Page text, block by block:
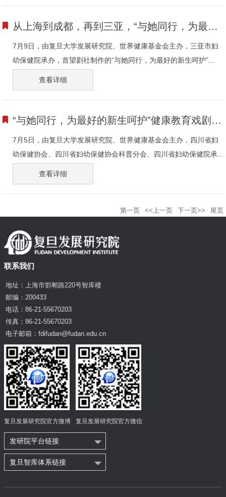
从上海到成都，再到三亚，“与她同行，为最好的新生呵护”为更多孕产家庭带来温暖陪伴
7月9日，由复旦大学发展研究院、世界健康基金会主办，三亚市妇
幼保健院承办，首望剧社制作的“与她同行，为最好的新生呵护”...
查看详细
“与她同行，为最好的新生呵护”健康教育戏剧走进成都
7月5日，由复旦大学发展研究院、世界健康基金会主办，四川省妇
幼保健协会、四川省妇幼保健协会科普分会、四川省妇幼保健院承...
查看详细
第一页 <<上一页 下一页>> 尾页
联系我们
地址：上海市邯郸路220号智库楼
邮编：200433
电话：86-21-55670203
传真：86-21-55670203
电子邮箱：fdifudan@fudan.edu.cn
复旦发展研究院官方微博 复旦发展研究院官方微信
发研院平台链接
复旦智库体系链接